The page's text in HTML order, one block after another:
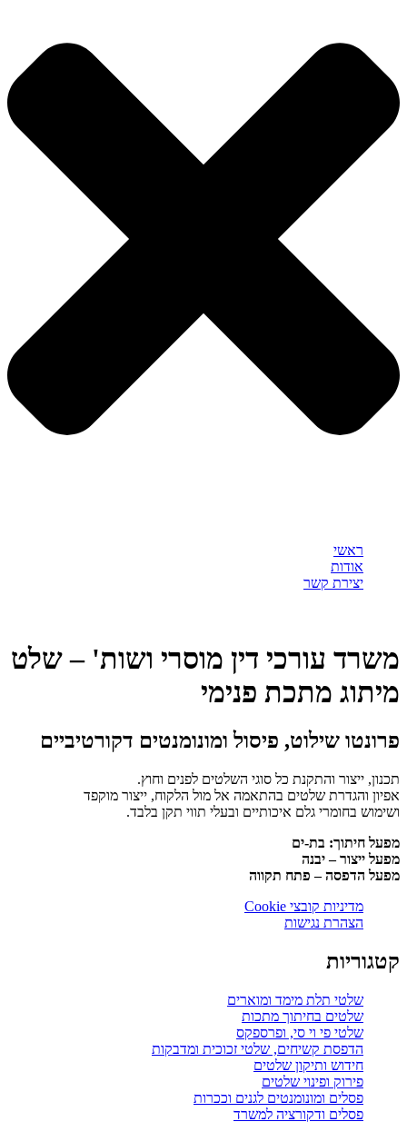
ראשי
אודות
יצירת קשר
משרד עורכי דין מוסרי ושות' – שלט
מיתוג מתכת פנימי
פרונטו שילוט, פיסול ומונומנטים דקורטיביים
תכנון, ייצור והתקנת כל סוגי השלטים לפנים וחוץ.
אפיון והגדרת שלטים בהתאמה אל מול הלקוח, ייצור מוקפד
ושימוש בחומרי גלם איכותיים ובעלי תווי תקן בלבד.
מפעל חיתוך: בת-ים
מפעל ייצור – יבנה
מפעל הדפסה – פתח תקווה
מדיניות קובצי Cookie
הצהרת נגישות
קטגוריות
שלטי תלת מימד ומוארים
שלטים בחיתוך מתכות
שלטי פי וי סי, ופרספקס
הדפסת קשיחים, שלטי זכוכית ומדבקות
חידוש ותיקון שלטים
פירוק ופינוי שלטים
פסלים ומונומנטים לגנים וככרות
פסלים ודקורציה למשרד